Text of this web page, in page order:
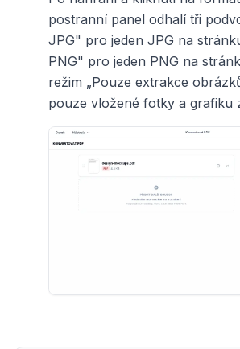
postranní panel odhalí tři
JPG" pro jeden JPG na
PNG" pro jeden PNG na
režim „Pouze extrakce
pouze vložené fotky a grafiku